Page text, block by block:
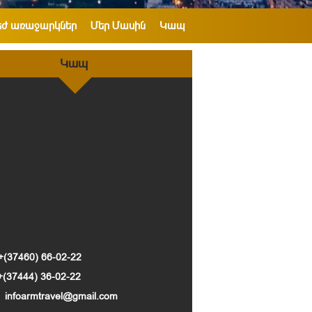
առաջարկներ Մեր Մասին Կապ
Կապ
66-02-22
36-02-22
infoarmtravel@gmail.com